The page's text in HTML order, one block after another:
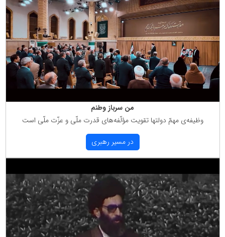
من سرباز وطنم
وظیفه‌ی مهمّ دولتها تقویت مؤلّفه‌های قدرت ملّی و عزّت ملّی است
در مسیر رهبری